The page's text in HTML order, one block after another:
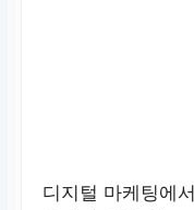
디지털 마케팅에서